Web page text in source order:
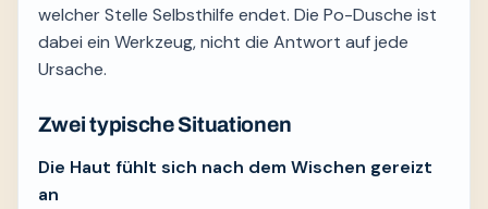
welcher Stelle Selbsthilfe endet. Die Po-Dusche ist
dabei ein Werkzeug, nicht die Antwort auf jede
Ursache.
Zwei typische Situationen
Die Haut fühlt sich nach dem Wischen gereizt
an